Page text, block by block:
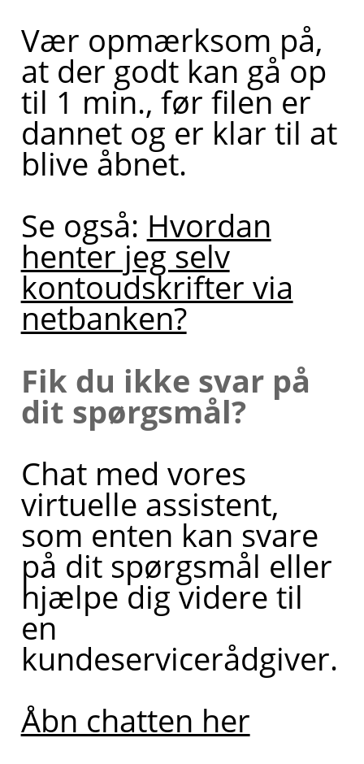
Vær opmærksom på,
at der godt kan gå op
til 1 min., før filen er
dannet og er klar til at
blive åbnet.
Se også: Hvordan
henter jeg selv
kontoudskrifter via
netbanken?
Fik du ikke svar på
dit spørgsmål?
Chat med vores
virtuelle assistent,
som enten kan svare
på dit spørgsmål eller
hjælpe dig videre til
en
kundeservicerådgiver.
Åbn chatten her